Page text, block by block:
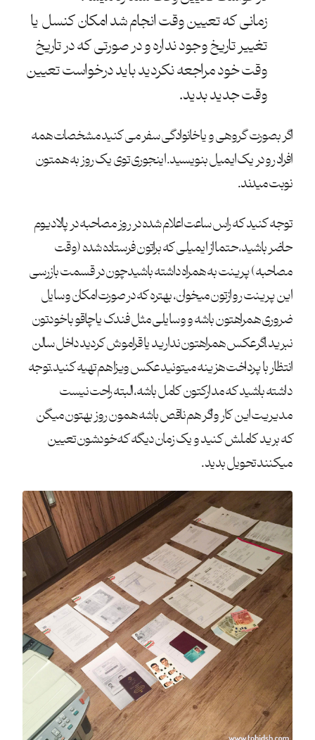
زمانی که تعیین وقت انجام شد امکان کنسل یا
تغییر تاریخ وجود نداره و در صورتی که در تاریخ
وقت خود مراجعه نکردید باید درخواست تعیین
وقت جدید بدید.
اگر بصورت گروهی و یا خانوادگی سفر می کنید مشخصات همه
افراد رو در یک ایمیل بنویسید. اینجوری توی یک روز به همتون
نوبت میدند.
توجه کنید که راس ساعت اعلام شده در روز مصاحبه در پالادیوم
حاضر باشید، حتما از ایمیلی که براتون فرستاده شده (وقت
مصاحبه) پرینت به همراه داشته باشید چون در قسمت بازرسی
این پرینت رو ازتون میخوان، بهتره که در صورت امکان وسایل
ضروری همراهتون باشه و وسایلی مثل فندک یا چاقو با خودتون
نبرید.اگرعکس همراهتون ندارید یا قراموش کردید داخل سالن
انتظار با پرداخت هزینه میتونید عکس ویزا هم تهیه کنید.توجه
داشته باشید که مدارکتون کامل باشه، البته راحت نیست
مدیریت این کار و اگر هم ناقص باشه همون روز بهتون میگن
که برید کاملش کنید و یک زمان دیگه که خودشون تعیین
میکنند تحویل بدید.